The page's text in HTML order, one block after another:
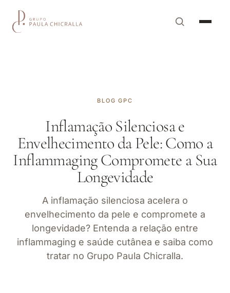
BLOG GPC
Inflamação Silenciosa e
Envelhecimento da Pele: Como a
Inflammaging Compromete a Sua
Longevidade
A inflamação silenciosa acelera o
envelhecimento da pele e compromete a
longevidade? Entenda a relação entre
inflammaging e saúde cutânea e saiba como
tratar no Grupo Paula Chicralla.